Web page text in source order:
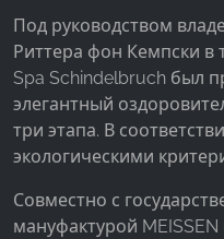
Под руководством
Риттера фон Кемпски в
Spa Schindelbruch был
элегантный
три этапа. В
экологическими
Совместно с
мануфактурой
Facebook Pixel
Name:
_fbp, fr, _fbq, fbq
Provider:
Facebook Ireland
Purpose:
Измерение